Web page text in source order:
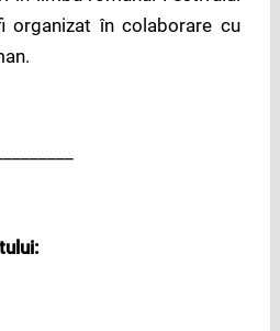
organizat în colaborare cu